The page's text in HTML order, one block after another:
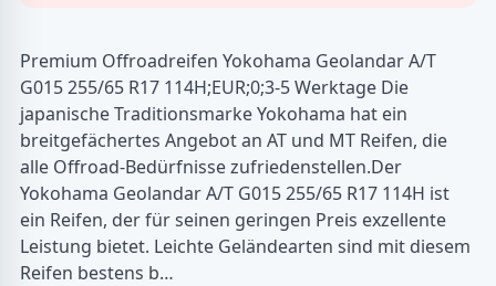
Premium Offroadreifen Yokohama Geolandar A/T
G015 255/65 R17 114H;EUR;0;3-5 Werktage Die
japanische Traditionsmarke Yokohama hat ein
breitgefächertes Angebot an AT und MT Reifen, die
alle Offroad-Bedürfnisse zufriedenstellen.Der
Yokohama Geolandar A/T G015 255/65 R17 114H ist
ein Reifen, der für seinen geringen Preis exzellente
Leistung bietet. Leichte Geländearten sind mit diesem
Reifen bestens b…